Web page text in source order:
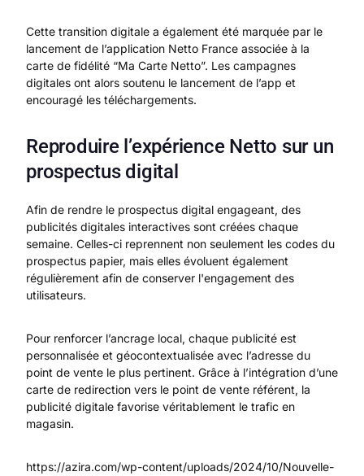
Cette transition digitale a également été marquée par le
lancement de l’application Netto France associée à la
carte de fidélité “Ma Carte Netto”. Les campagnes
digitales ont alors soutenu le lancement de l’app et
encouragé les téléchargements.
Reproduire l’expérience Netto sur un
prospectus digital
Afin de rendre le prospectus digital engageant, des
publicités digitales interactives sont créées chaque
semaine. Celles-ci reprennent non seulement les codes du
prospectus papier, mais elles évoluent également
régulièrement afin de conserver l'engagement des
utilisateurs.
Pour renforcer l’ancrage local, chaque publicité est
personnalisée et géocontextualisée avec l’adresse du
point de vente le plus pertinent. Grâce à l’intégration d’une
carte de redirection vers le point de vente référent, la
publicité digitale favorise véritablement le trafic en
magasin.
https://azira.com/wp-content/uploads/2024/10/Nouvelle-